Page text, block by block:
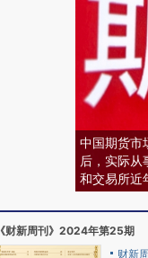
中国期货市
后，实际从
和交易所近
《财新周刊》2024年第25期
财新